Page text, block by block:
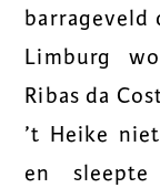
barrageveld
Limburg
Ribas da
’t Heike
en